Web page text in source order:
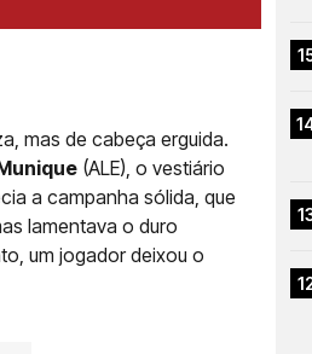
mas de cabeça erguida.
(ALE), o vestiário
a campanha sólida, que
lamentava o duro
um jogador deixou o